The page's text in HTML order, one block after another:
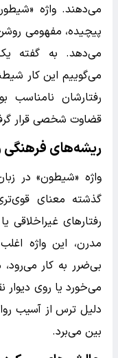
می‌دهند. واژه
پیچیده، مفهومی
می‌دهد. به گفته
می‌گوییم این کار
رفتارشان نامناسب
قضاوت شخصی قرار
ریشه‌های فرهنگی
واژه «شیطون» در
گذشته معنای
رفتارهای غیراخلاقی
مدرن، این واژه
بی‌ضرر به کار
می‌خورد یا روی دیوار
دلیل ترس از آسیب
بین می‌برد.